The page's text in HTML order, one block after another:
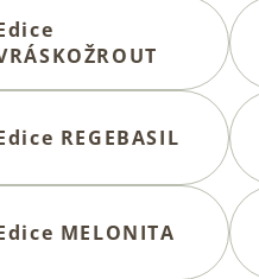
REGEBASIL
MELONITA